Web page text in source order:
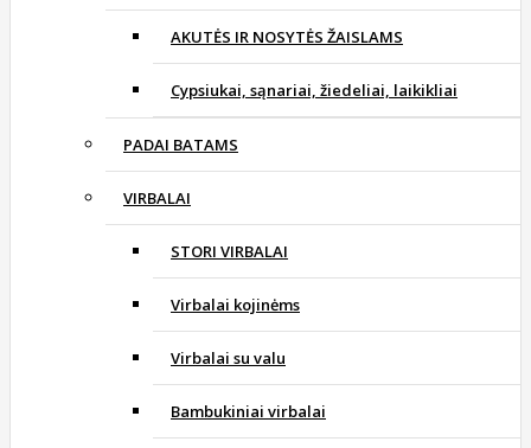
AKUTĖS IR NOSYTĖS ŽAISLAMS
Cypsiukai, sąnariai, žiedeliai, laikikliai
PADAI BATAMS
VIRBALAI
STORI VIRBALAI
Virbalai kojinėms
Virbalai su valu
Bambukiniai virbalai